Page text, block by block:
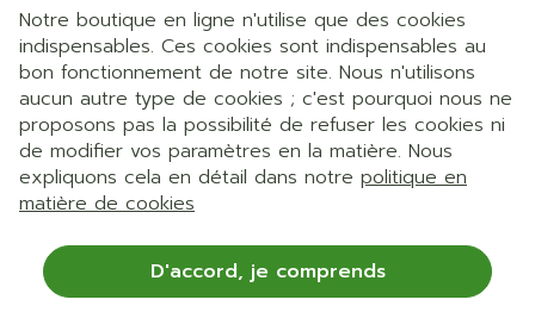
Notre boutique en ligne n'utilise que des cookies
indispensables. Ces cookies sont indispensables au
bon fonctionnement de notre site. Nous n'utilisons
aucun autre type de cookies ; c'est pourquoi nous ne
proposons pas la possibilité de refuser les cookies ni
de modifier vos paramètres en la matière. Nous
expliquons cela en détail dans notre politique en
matière de cookies
D'accord, je comprends
Liens légaux